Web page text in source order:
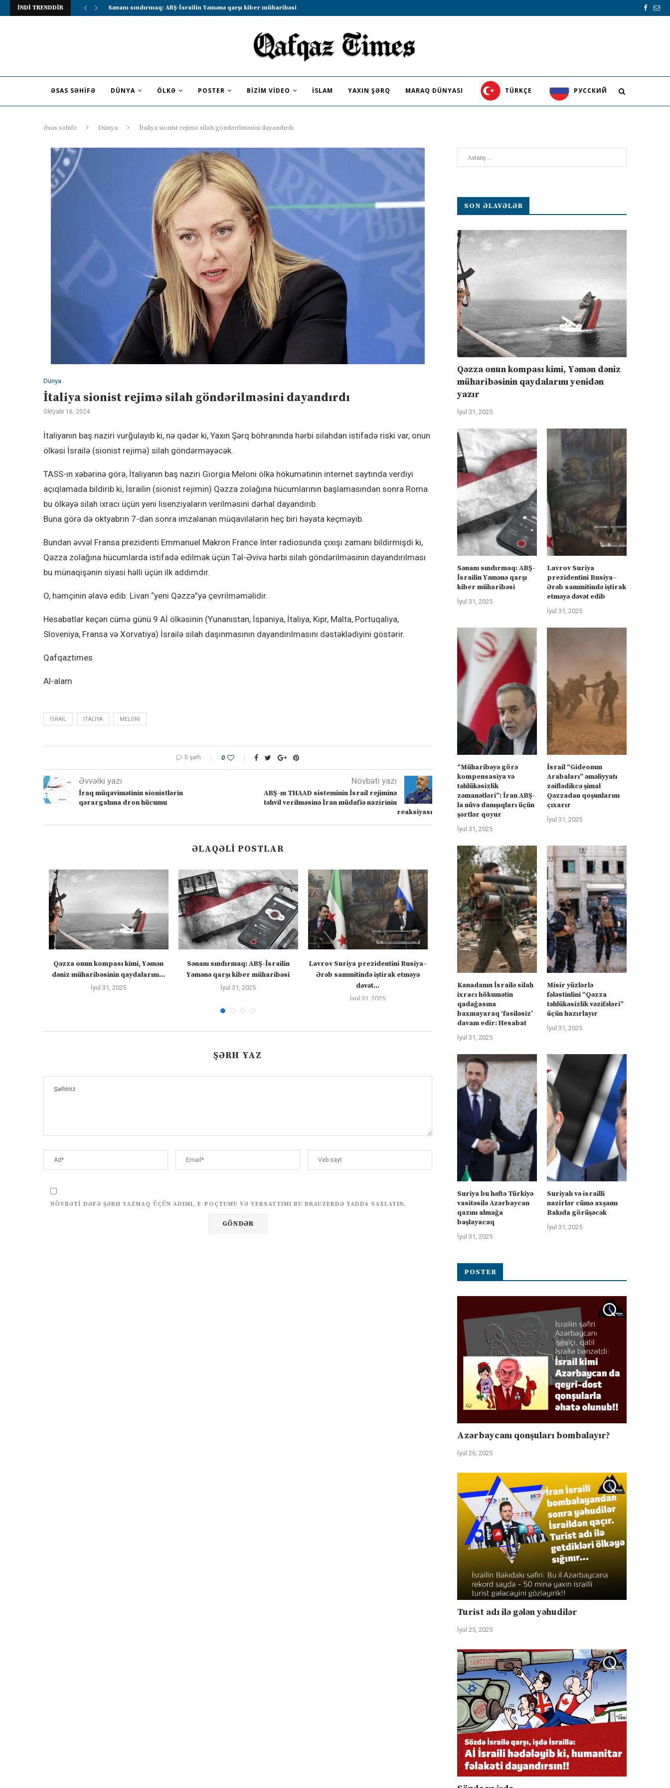
İNDİ TRENDDİR Lavrov Suriya prezidentini Rusiya–Ərəb sammitində iştirak etməyə dəvət...
ƏSAS SƏHIFƏ DÜNYA ÖLKƏ POSTER BIZIM VIDEO İSLAM YAXIN ŞƏRQ MARAQ DÜNYASI TÜRKÇE PУССКИЙ
Əsas səhifə Dünya İtaliya sionist rejimə silah göndərilməsini dayandırdı
Dünya
İtaliya sionist rejimə silah göndərilməsini dayandırdı
Oktyabr 16, 2024
İtaliyanın baş naziri vurğulayıb ki, nə qədər ki, Yaxın Şərq böhranında hərbi silahdan istifadə riski var, onun
ölkəsi İsrailə (sionist rejimə) silah göndərməyəcək.
TASS-ın xəbərinə görə, İtaliyanın baş naziri Giorgia Meloni ölkə hökumətinin internet saytında verdiyi
açıqlamada bildirib ki, İsrailin (sionist rejimin) Qəzza zolağına hücumlarının başlamasından sonra Roma
bu ölkəyə silah ixracı üçün yeni lisenziyaların verilməsini dərhal dayandırıb.
Buna görə də oktyabrın 7-dən sonra imzalanan müqavilələrin heç biri həyata keçməyib.
Bundan əvvəl Fransa prezidenti Emmanuel Makron France Inter radiosunda çıxışı zamanı bildirmişdi ki,
Qəzza zolağına hücumlarda istifadə edilmək üçün Təl-Əvivə hərbi silah göndərilməsinin dayandırılması
bu münaqişənin siyasi həlli üçün ilk addımdır.
O, həmçinin əlavə edib: Livan “yeni Qəzzə”yə çevrilməməlidir.
Hesabatlar keçən cümə günü 9 Aİ ölkəsinin (Yunanıstan, İspaniya, İtaliya, Kipr, Malta, Portuqaliya,
Sloveniya, Fransa və Xorvatiya) İsrailə silah daşınmasının dayandırılmasını dəstəklədiyini göstərir.
Qafqaztimes
Al-alam
ISRAIL ITALIYA MELONI
0 şərh 0
Əvvəlki yazı
İraq müqavimətinin sionistlərin
qərargahına dron hücumu
Növbəti yazı
ABŞ-ın THAAD sisteminin İsrail rejiminə
təhvil verilməsinə İran müdafiə nazirinin
reaksiyası
ƏLAQƏLI POSTLAR
Qəzza onun kompası kimi, Yəmən
dəniz müharibəsinin qaydalarını...
İyul 31, 2025
Sənanı sındırmaq: ABŞ-İsrailin
Yəmənə qarşı kiber müharibəsi
İyul 31, 2025
Lavrov Suriya prezidentini Rusiya–
Ərəb sammitində iştirak etməyə
dəvət...
İyul 31, 2025
“Müharibəyə görə kompensasiya və
təhlükəsizlik zəmanətləri”: İran
ABŞ-la...
İyul 31, 2025
Kanadanın İsrailə silah
hökumətin qadağasına
ŞƏRH YAZ
NÖVBƏTI DƏFƏ ŞƏRH YAZMAQ ÜÇÜN ADIMI, E-POÇTUMU VƏ VEBSAYTIMI BU BRAUZERDƏ YADDA SAXLAYIN.
SON ƏLAVƏLƏR
Qəzza onun kompası kimi, Yəmən dəniz
müharibəsinin qaydalarını yenidən
yazır
İyul 31, 2025
Sənanı sındırmaq: ABŞ-
İsrailin Yəmənə qarşı
kiber müharibəsi
İyul 31, 2025
Lavrov Suriya
prezidentini Rusiya–
Ərəb sammitində iştirak
etməyə dəvət edib
İyul 31, 2025
“Müharibəyə görə
kompensasiya və
təhlükəsizlik
zəmanətləri”: İran ABŞ-
la nüvə danışıqları üçün
şərtlər qoyur
İyul 31, 2025
İsrail “Gideonun
Arabaları” əməliyyatı
zəiflədikcə şimal
Qəzzadan qoşunlarını
çıxarır
İyul 31, 2025
Kanadanın İsrailə silah
ixracı hökumətin
qadağasına
baxmayaraq ‘fasiləsiz’
davam edir: Hesabat
İyul 31, 2025
Misir yüzlərlə
fələstinlini “Qəzza
təhlükəsizlik vəzifələri”
üçün hazırlayır
İyul 31, 2025
Suriya bu həftə Türkiyə
vasitəsilə Azərbaycan
qazını almağa
başlayacaq
İyul 31, 2025
Suriyalı və israilli
nazirlər cümə axşamı
Bakıda görüşəcək
İyul 31, 2025
POSTER
Azərbaycanı qonşuları bombalayır?
İyul 26, 2025
Turist adı ilə gələn yəhudilər
İyul 25, 2025